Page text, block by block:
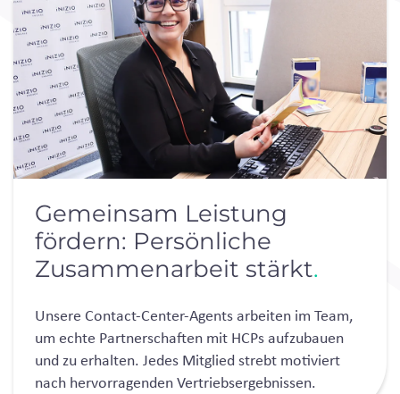
Gemeinsam Leistung
fördern: Persönliche
Zusammenarbeit stärkt.
Unsere Contact-Center-Agents arbeiten im Team,
um echte Partnerschaften mit HCPs aufzubauen
und zu erhalten. Jedes Mitglied strebt motiviert
nach hervorragenden Vertriebsergebnissen.